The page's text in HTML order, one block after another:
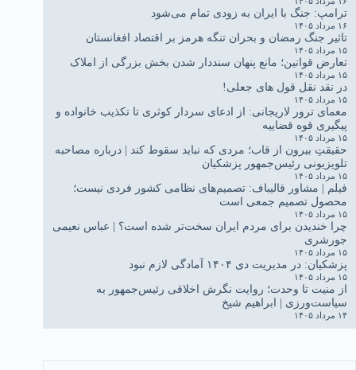
ترامپ: جنگ با ایران به زودی تمام می‌شود
۱۶ مرداد ۱۴۰۵
تاثیر جنگ رمضان و بحران تنگه هرمز بر اقتصاد افغانستان
۱۵ مرداد ۱۴۰۵
تعارض قوانین؛ مانع پنهان سنددار شدن بخش بزرگی از املاک
۱۵ مرداد ۱۴۰۵
در نقد نقل قول های جعلی!
۱۵ مرداد ۱۴۰۵
معمای ترور لاریجانی: از ادعای سردار کوثری تا تکذیب خانواده و
پیگیری قوه قضاییه
۱۵ مرداد ۱۴۰۵
حقیقتِ بیرون از قاب؛ مردی که نباید سقوط کند | درباره مصاحبه
تلویزیونی رئیس‌جمهور پزشکیان
۱۵ مرداد ۱۴۰۵
فیلم | مشاور قالیباف: تصمیم‌های نظامی کشور فردی نیست؛
محصول تصمیم جمعی است
۱۵ مرداد ۱۴۰۵
چرا خندیدن برای مردم ایران سخت‌تر شده است؟ | عباس نعیمی
جورشری
۱۵ مرداد ۱۴۰۵
پزشکیان: در مدیریت دی ۱۴۰۴ آمادگی لازم نبود
۱۵ مرداد ۱۴۰۵
از منیت تا وحدت؛ روایت نگرش اخلاقی رئیس‌جمهور به
سیاست‌ورزی | ابراهیم شیخ
۱۴ مرداد ۱۴۰۵